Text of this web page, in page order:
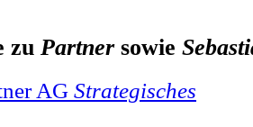
zu Partnersowie
AG Strategisches